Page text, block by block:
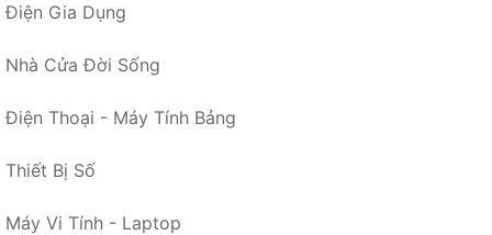
Điện Gia Dụng
Nhà Cửa Đời Sống
Điện Thoại - Máy Tính Bảng
Thiết Bị Số
Máy Vi Tính - Laptop